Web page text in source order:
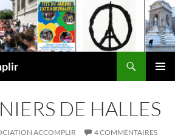
DE HALLES
ACCOMPLIR 4 COMMENTAIRES